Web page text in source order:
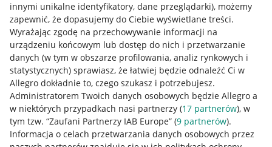
innymi unikalne identyfikatory, dane przeglądarki), możemy
zapewnić, że dopasujemy do Ciebie wyświetlane treści.
Wyrażając zgodę na przechowywanie informacji na
urządzeniu końcowym lub dostęp do nich i przetwarzanie
danych (w tym w obszarze profilowania, analiz rynkowych i
statystycznych) sprawiasz, że łatwiej będzie odnaleźć Ci w
Allegro dokładnie to, czego szukasz i potrzebujesz.
Administratorem Twoich danych osobowych będzie Allegro a
w niektórych przypadkach nasi partnerzy (17 partnerów), w
tym tzw. “Zaufani Partnerzy IAB Europe” (9 partnerów).
Informacja o celach przetwarzania danych osobowych przez
Przydatne informacje